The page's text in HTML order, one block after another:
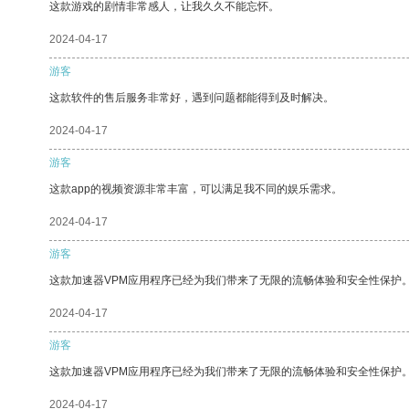
这款游戏的剧情非常感人，让我久久不能忘怀。
2024-04-17
游客
这款软件的售后服务非常好，遇到问题都能得到及时解决。
2024-04-17
游客
这款app的视频资源非常丰富，可以满足我不同的娱乐需求。
2024-04-17
游客
这款加速器VPM应用程序已经为我们带来了无限的流畅体验和安全性保护
2024-04-17
游客
这款加速器VPM应用程序已经为我们带来了无限的流畅体验和安全性保护
2024-04-17